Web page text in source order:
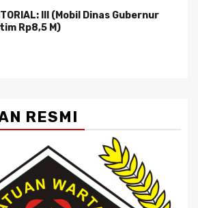
III (Mobil Dinas Gubernur
Rp8,5 M)
RESMI